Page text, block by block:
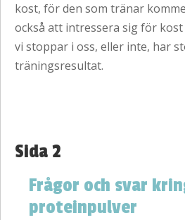
kost, för den som tränar
också att intressera sig för
vi stoppar i oss, eller inte, har
träningsresultat.
Sida 2
Frågor och svar
proteinpulver